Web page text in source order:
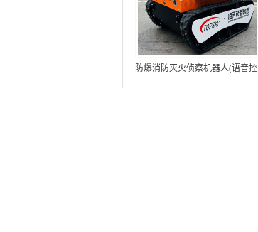
防爆消防灭火侦察机器人(语音控
制+跟随功能+5G控制+水炮跟踪